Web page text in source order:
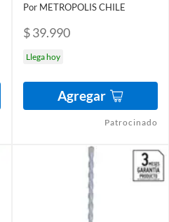
Por METROPOLIS CHILE
$ 39.990
Llega hoy
Agregar
Patrocinado